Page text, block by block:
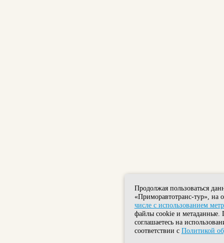
Продолжая пользоваться
«Приморавтотранс-тур», на
числе с использованием
файлы cookie и метаданные.
соглашаетесь на
соответствии с Политикой